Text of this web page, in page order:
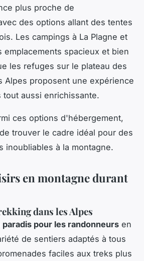
plus proche de
des options allant des tentes
Les campings à La Plagne et
spacieux et bien
les refuges sur le plateau des
Alpes proposent une expérience
tout aussi enrichissante.
ces options d'hébergement,
trouver le cadre idéal pour des
inoubliables à la montagne.
en montagne durant
dans les Alpes
paradis pour les randonneurs en
de sentiers adaptés à tous
faciles aux treks plus